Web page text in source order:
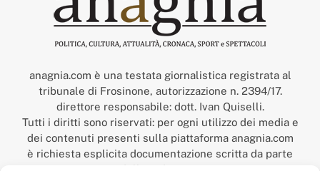
anagnia.com è una testata giornalistica registrata al
tribunale di Frosinone, autorizzazione n. 2394/17.
direttore responsabile: dott. Ivan Quiselli.
Tutti i diritti sono riservati: per ogni utilizzo dei media e
dei contenuti presenti sulla piattaforma anagnia.com
è richiesta esplicita documentazione scritta da parte